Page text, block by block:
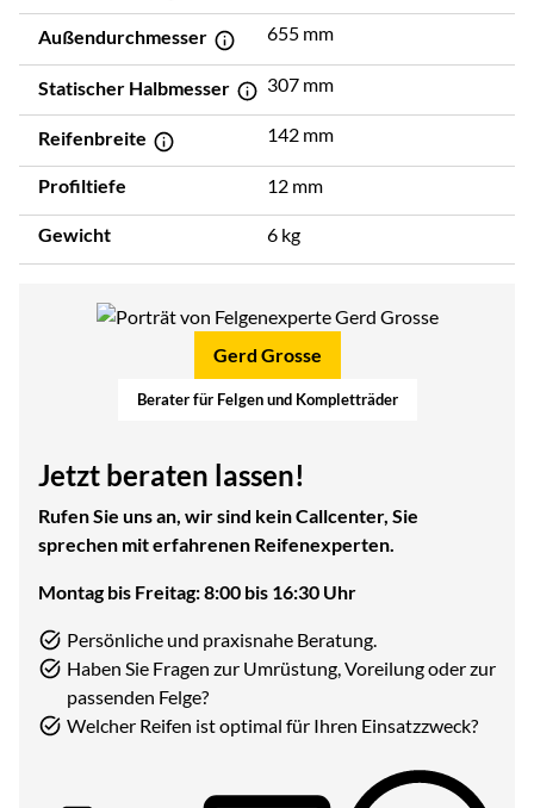
Außendurchmesser 655 mm
Statischer Halbmesser 307 mm
Reifenbreite 142 mm
Profiltiefe 12 mm
Gewicht 6 kg
Gerd Grosse
Berater für Felgen und Kompletträder
Jetzt beraten lassen!
Rufen Sie uns an, wir sind kein Callcenter, Sie
sprechen mit erfahrenen Reifenexperten.
Montag bis Freitag: 8:00 bis 16:30 Uhr
Persönliche und praxisnahe Beratung.
Haben Sie Fragen zur Umrüstung, Voreilung oder zur
passenden Felge?
Welcher Reifen ist optimal für Ihren Einsatzzweck?